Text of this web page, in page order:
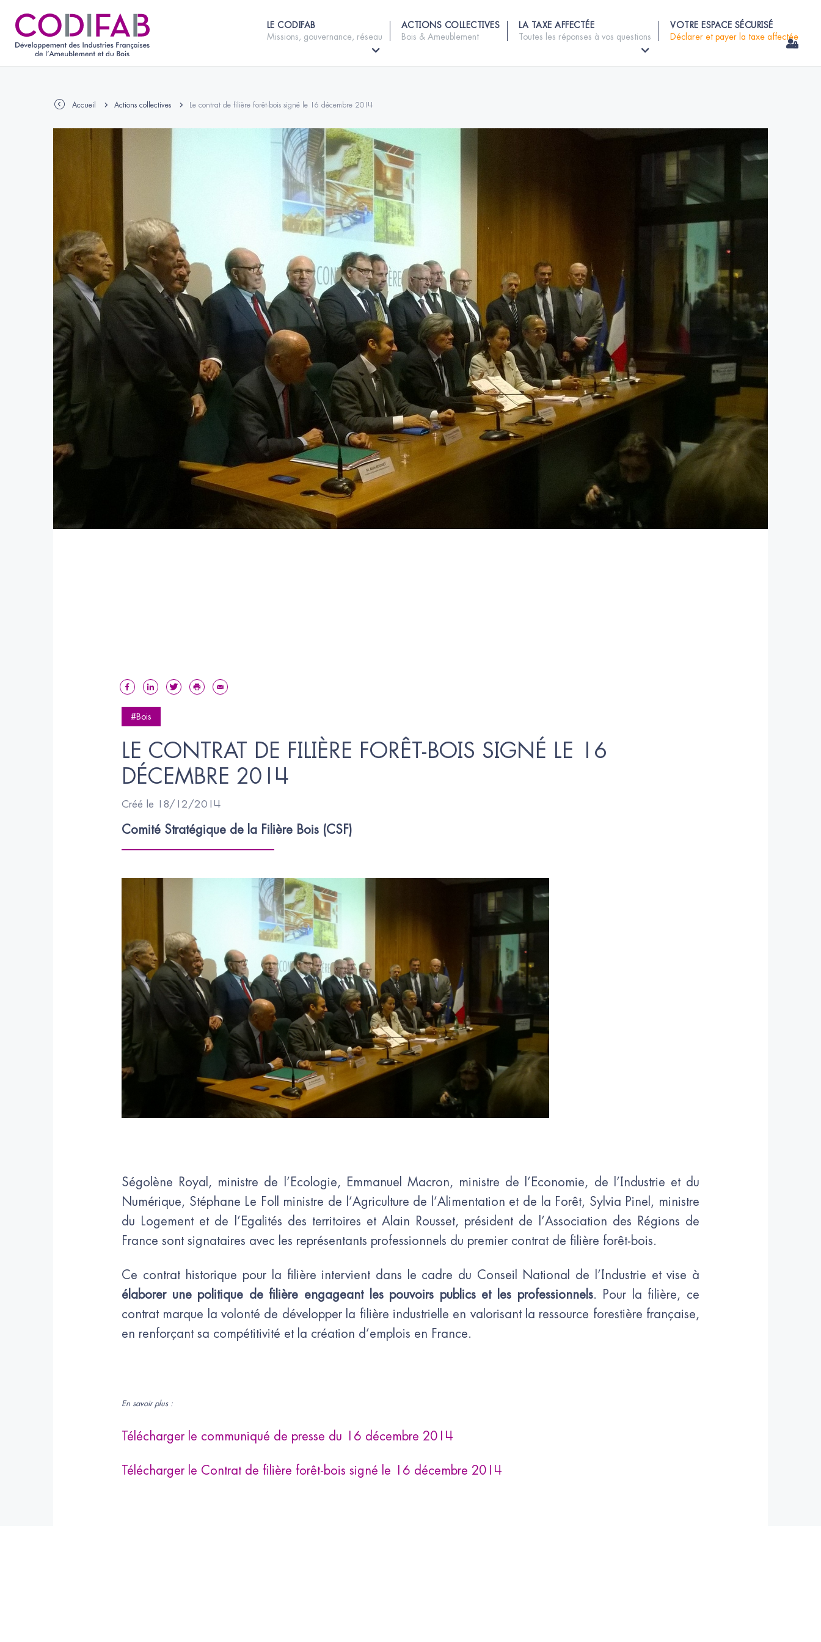
LE CODIFAB
Missions, gouvernance, réseau
ACTIONS COLLECTIVES
Bois & Ameublement
LA TAXE AFFECTÉE
Toutes les réponses à vos questions
VOTRE ESPACE SÉCURISÉ
Déclarer et payer la taxe affectée
Accueil Actions collectives Le contrat de filière forêt-bois signé le 16 décembre 2014
#Bois
LE CONTRAT DE FILIÈRE FORÊT-BOIS SIGNÉ LE 16
DÉCEMBRE 2014
Créé le 18/12/2014
Comité Stratégique de la Filière Bois (CSF)
Ségolène Royal, ministre de l’Ecologie, Emmanuel Macron, ministre de l’Economie, de l’Industrie et du
Numérique, Stéphane Le Foll ministre de l’Agriculture de l’Alimentation et de la Forêt, Sylvia Pinel, ministre
du Logement et de l’Egalités des territoires et Alain Rousset, président de l’Association des Régions de
France sont signataires avec les représentants professionnels du premier contrat de filière forêt-bois.
Ce contrat historique pour la filière intervient dans le cadre du Conseil National de l’Industrie et vise à
élaborer une politique de filière engageant les pouvoirs publics et les professionnels. Pour la filière, ce
contrat marque la volonté de développer la filière industrielle en valorisant la ressource forestière française,
en renforçant sa compétitivité et la création d’emplois en France.
En savoir plus :
Télécharger le communiqué de presse du 16 décembre 2014
Télécharger le Contrat de filière forêt-bois signé le 16 décembre 2014